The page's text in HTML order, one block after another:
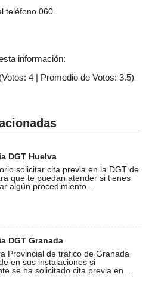
teléfono 060.
información:
(Votos: 4| Promedio de Votos: 3.5)
DGT Huelva
solicitar cita previa en la DGT de
que te puedan atender si tienes
algún procedimiento...
DGT Granada
Provincial de tráfico de Granada
en sus instalaciones si
se ha solicitado cita previa en...